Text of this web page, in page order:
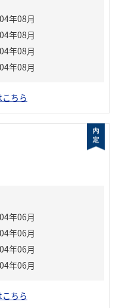
年08月
年08月
年08月
年08月
ちら
年06月
年06月
年06月
年06月
ちら